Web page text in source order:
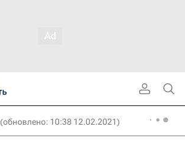
(обновлено: 10:38 12.02.2021)